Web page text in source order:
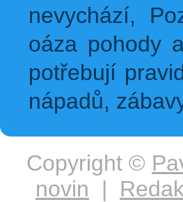
nevychází,
oáza pohody
potřebují
nápadů,
Copyright ©
novin |